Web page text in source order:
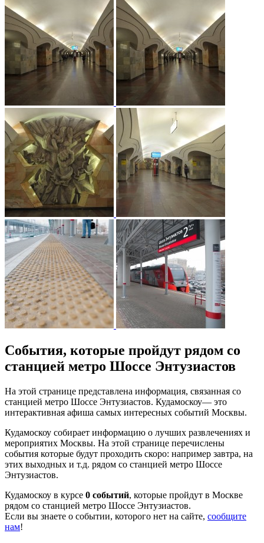
События, которые пройдут рядом со
станцией метро Шоссе Энтузиастов
На этой странице представлена информация, связанная со
станцией метро Шоссе Энтузиастов. Кудамоскоу— это
интерактивная афиша самых интересных событий Москвы.
Кудамоскоу собирает информацию о лучших развлечениях и
мероприятих Москвы. На этой странице перечислены
события которые будут проходить скоро: например завтра, на
этих выходных и т.д. рядом со станцией метро Шоссе
Энтузиастов.
Кудамоскоу в курсе 0 событий, которые пройдут в Москве
рядом со станцией метро Шоссе Энтузиастов.
Если вы знаете о событии, которого нет на сайте, сообщите
нам!